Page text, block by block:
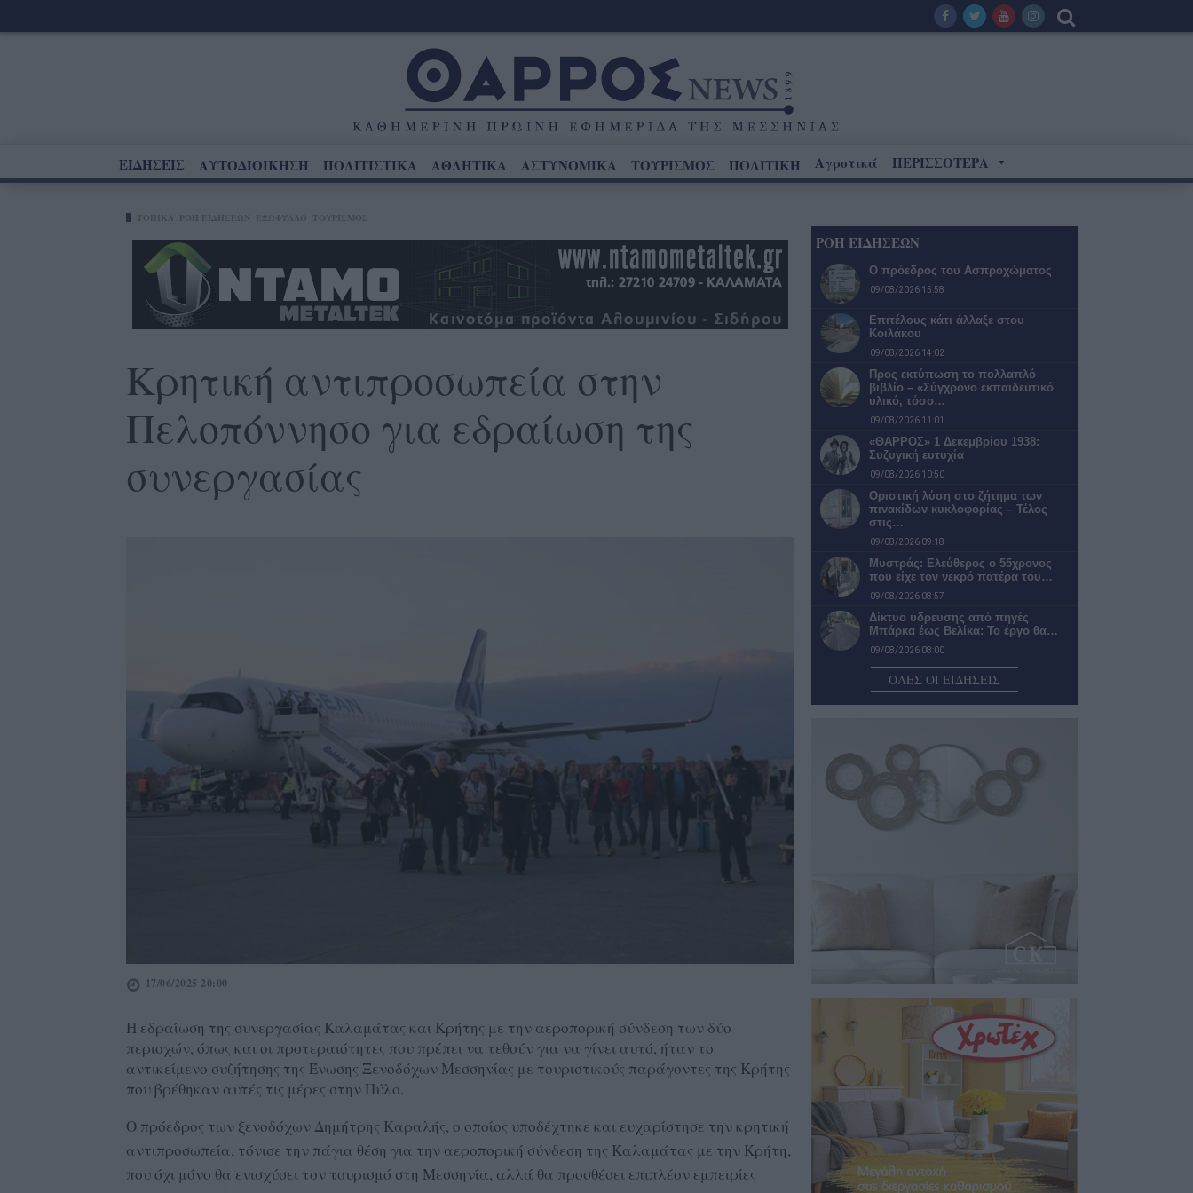
ΕΙΔΗΣΕΙΣ ΑΥΤΟΔΙΟΙΚΗΣΗ ΠΟΛΙΤΙΣΤΙΚΑ ΑΘΛΗΤΙΚΑ ΑΣΤΥΝΟΜΙΚΑ ΤΟΥΡΙΣΜΟΣ ΠΟΛΙΤΙΚΗ Αγροτικά ΠΕΡΙΣΣΟΤΕΡΑ
Κρητική αντιπροσωπεία στην
Πελοπόννησο για εδραίωση της
συνεργασίας
17/06/2025 20:00
Η εδραίωση της συνεργασίας Καλαμάτας και Κρήτης με την αεροπορική σύνδεση των δύο
περιοχών, όπως και οι προτεραιότητες που πρέπει να τεθούν για να γίνει αυτό, ήταν το
αντικείμενο συζήτησης της Ένωσης Ξενοδόχων Μεσσηνίας με τουριστικούς παράγοντες της Κρήτης
που βρέθηκαν αυτές τις μέρες στην Πύλο.
Ο πρόεδρος των ξενοδόχων Δημήτρης Καραλής, ο οποίος υποδέχτηκε και ευχαρίστησε την κρητική
αντιπροσωπεία, τόνισε την πάγια θέση για την αεροπορική σύνδεση της Καλαμάτας με την Κρήτη,
που όχι μόνο θα ενισχύσει τον τουρισμό στη Μεσσηνία, αλλά θα προσθέσει επιπλέον εμπειρίες
ΡΟΗ ΕΙΔΗΣΕΩΝ
Ο πρόεδρος του Ασπροχώματος
09/08/2026 15:58
Επιτέλους κάτι άλλαξε στου
Κοιλάκου
09/08/2026 14:02
Προς εκτύπωση το πολλαπλό
βιβλίο – «Σύγχρονο εκπαιδευτικό
υλικό, τόσο…
09/08/2026 11:01
«ΘΑΡΡΟΣ» 1 Δεκεμβρίου 1938:
Συζυγική ευτυχία
09/08/2026 10:50
Οριστική λύση στο ζήτημα των
πινακίδων κυκλοφορίας – Τέλος
στις…
09/08/2026 09:18
Μυστράς: Ελεύθερος ο 55χρονος
που είχε τον νεκρό πατέρα του…
09/08/2026 08:57
Δίκτυο ύδρευσης από πηγές
Μπάρκα έως Βελίκα: Το έργο θα…
09/08/2026 08:00
Πολύ υψηλός κίνδυνος πυρκαγιάς
σήμερα – Οι περιοχές έχουν τεθεί…
09/08/2026 07:57
έχει…
09/08/2026 07:38
ΟΛΕΣ ΟΙ ΕΙΔΗΣΕΙΣ